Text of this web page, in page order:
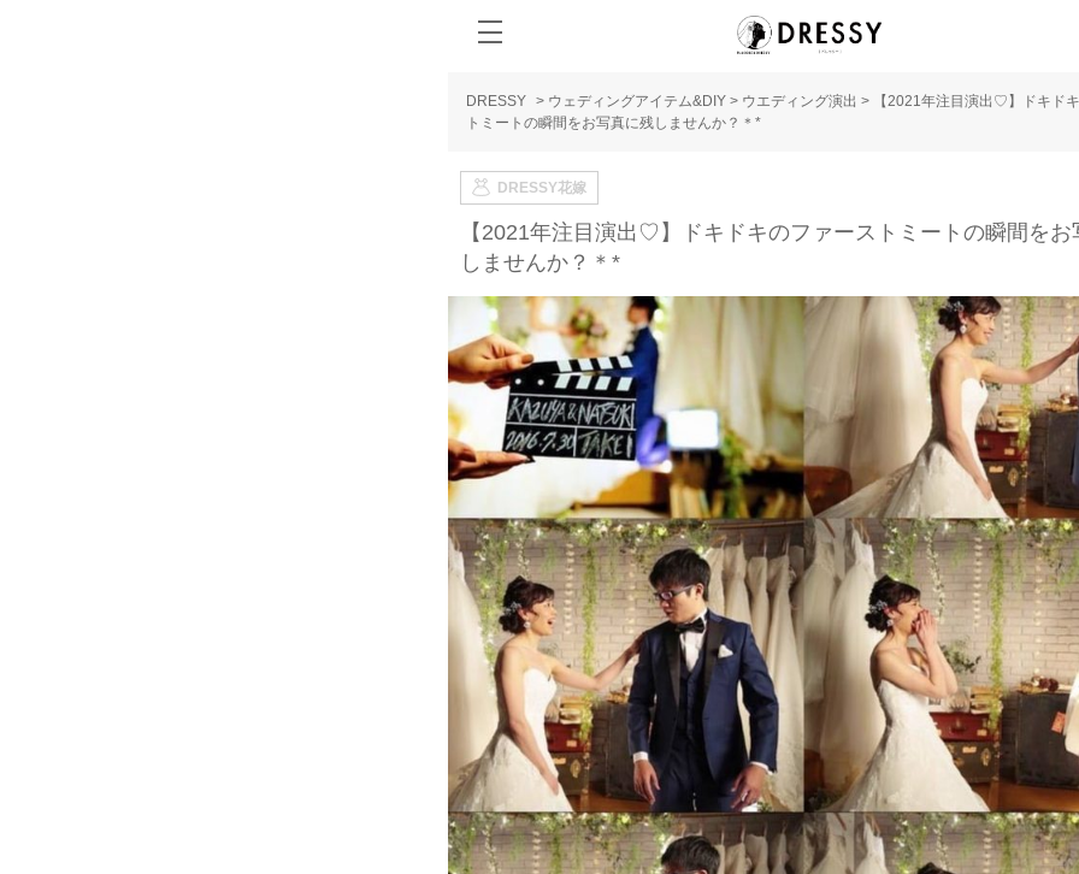
DRESSY > ウェディングアイテム&DIY > ウエディング演出 >
【2021年注目演出♡】ドキド
トミートの瞬間をお写真に残しませんか？＊*
DRESSY花嫁
【2021年注目演出♡】ドキドキのファーストミートの瞬間をお
しませんか？＊*